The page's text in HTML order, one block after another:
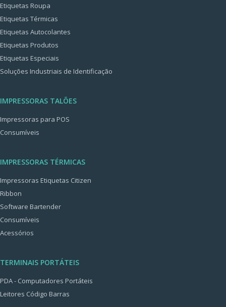
Etiquetas Roupa
Etiquetas Térmicas
Etiquetas Autocolantes
Etiquetas Produtos
Etiquetas Especiais
Soluções Industriais de Identificação
IMPRESSORAS TALÕES
Impressoras para POS
Consumíveis
IMPRESSORAS TÉRMICAS
Impressoras Etiquetas Citizen
Ribbon
Software Bartender
Consumíveis
Acessórios
TERMINAIS PORTÁTEIS
PDA - Computadores Portáteis
Leitores Código Barras